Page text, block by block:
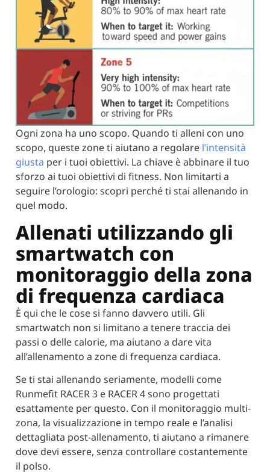
Ogni zona ha uno scopo. Quando ti alleni con uno
scopo, queste zone ti aiutano a regolare l’intensità
giusta per i tuoi obiettivi. La chiave è abbinare il tuo
sforzo ai tuoi obiettivi di fitness. Non limitarti a
seguire l’orologio: scopri perché ti stai allenando in
quel modo.
Allenati utilizzando gli
smartwatch con
monitoraggio della zona
di frequenza cardiaca
È qui che le cose si fanno davvero utili. Gli
smartwatch non si limitano a tenere traccia dei
passi o delle calorie, ma aiutano a dare vita
all’allenamento a zone di frequenza cardiaca.
Se ti stai allenando seriamente, modelli come
Runmefit RACER 3 e RACER 4 sono progettati
esattamente per questo. Con il monitoraggio multi-
zona, la visualizzazione in tempo reale e l’analisi
dettagliata post-allenamento, ti aiutano a rimanere
dove devi essere, senza controllare costantemente
il polso.